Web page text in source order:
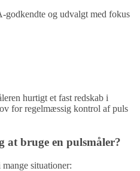
godkendte og udvalgt med fokus
hurtigt et fast redskab i
for regelmæssig kontrol af puls
at bruge en pulsmåler?
situationer: